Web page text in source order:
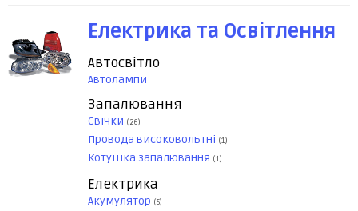
Електрика та Освітлення
Автосвітло
Автолампи
Запалювання
Свічки (26)
Провода високовольтні (1)
Котушка запалювання (1)
Електрика
Акумулятор (5)